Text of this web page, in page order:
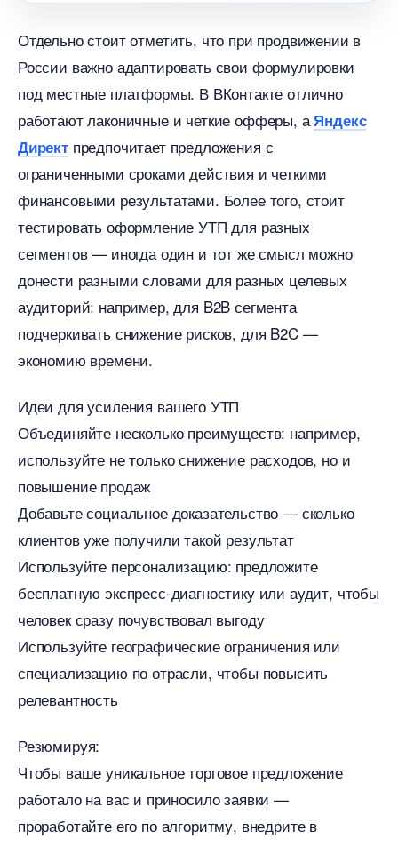
Отдельно стоит отметить, что при продвижении
России важно адаптировать свои формулировки
под местные платформы. В ВКонтакте отлично
работают лаконичные и четкие офферы, аЯндекс
Директпредпочитает предложения с
ограниченными сроками действия и четкими
финансовыми результатами. Более того, стоит
тестировать оформление УТП для разных
сегментов — иногда один и тот же смысл можно
донести разными словами для разных целевых
аудиторий: например, для B2B сегмента
подчеркивать снижение рисков, для B2C —
экономию времени.
Идеи для усиления вашего УТП
Объединяйте несколько преимуществ: например,
используйте не только снижение расходов, но и
повышение продаж
Добавьте социальное доказательство — сколько
клиентов уже получили такой результат
Используйте персонализацию: предложите
есплатную экспресс-диагностику или аудит, чтобы
человек сразу почувствовал выгоду
Используйте географические ограничения или
специализацию по отрасли, чтобы повысить
релевантность
Резюмируя:
Чтобы ваше уникальное торговое предложение
работало на вас и приносило заявки —
проработайте его по алгоритму, внедрите